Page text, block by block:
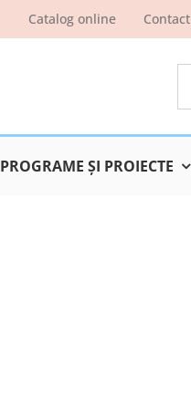
Catalog online Contact
PROGRAME ŞI PROIECTE